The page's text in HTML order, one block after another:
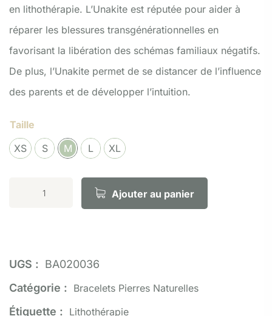
en lithothérapie. L’Unakite est réputée pour aider à
réparer les blessures transgénérationnelles en
favorisant la libération des schémas familiaux négatifs.
De plus, l’Unakite permet de se distancer de l’influence
des parents et de développer l’intuition.
Taille
XS
S M L XL
Ajouter au panier
UGS : BA020036
Catégorie : Bracelets Pierres Naturelles
Étiquette : Lithothérapie